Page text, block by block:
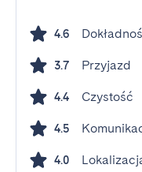
4.6
3.7 Przyjazd
4.4 Czystość
4.5
4.0